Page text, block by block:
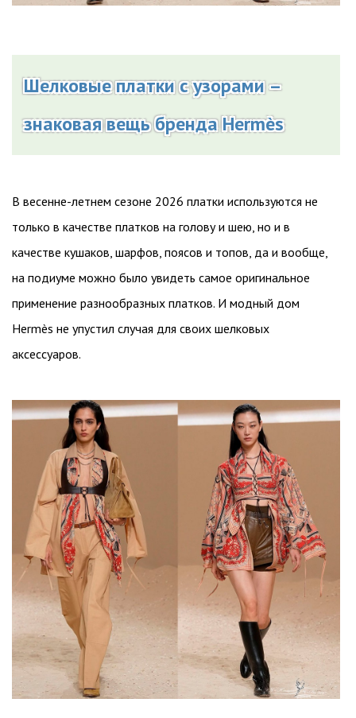
Шелковые платки с узорами –
знаковая вещь бренда Hermès
В весенне-летнем сезоне 2026 платки используются не
только в качестве платков на голову и шею, но и в
качестве кушаков, шарфов, поясов и топов, да и вообще,
на подиуме можно было увидеть самое оригинальное
применение разнообразных платков. И модный дом
Hermès не упустил случая для своих шелковых
аксессуаров.